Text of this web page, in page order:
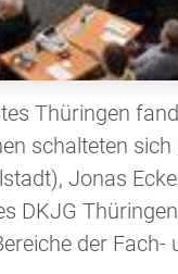
Thüringen
schalteten sich
Jonas
DKJG
der Fach-